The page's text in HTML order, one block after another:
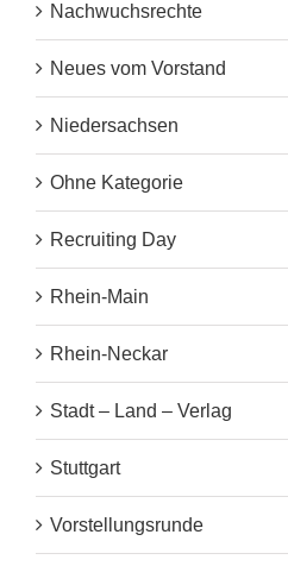
Nachwuchsrechte
Neues vom Vorstand
Niedersachsen
Ohne Kategorie
Recruiting Day
Rhein-Main
Rhein-Neckar
Stadt – Land – Verlag
Stuttgart
Vorstellungsrunde